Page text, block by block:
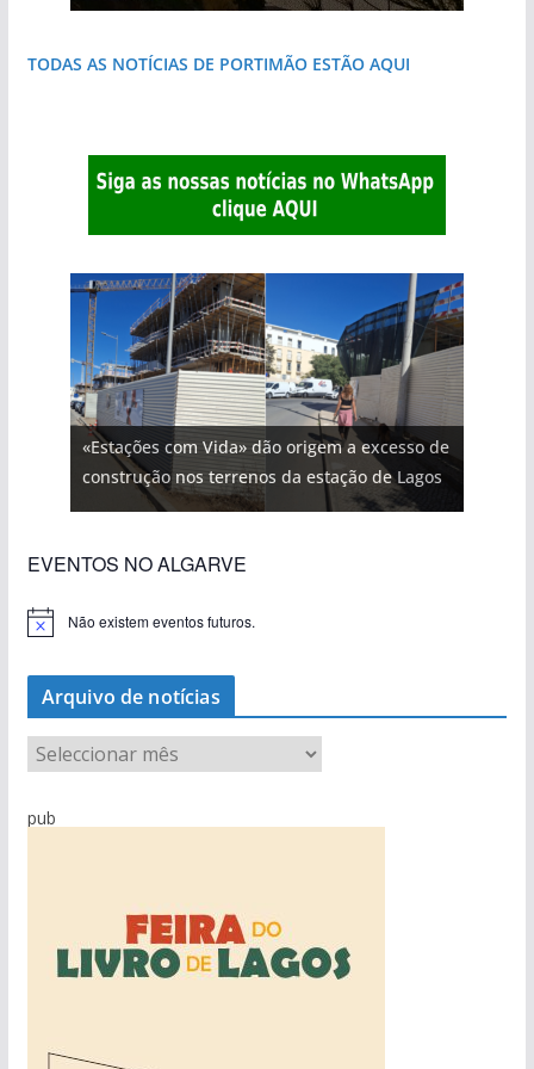
TODAS AS NOTÍCIAS DE PORTIMÃO ESTÃO AQUI
«Estações com Vida» dão origem a excesso de
construção nos terrenos da estação de Lagos
EVENTOS NO ALGARVE
Não existem eventos futuros.
Arquivo de notícias
r
pub